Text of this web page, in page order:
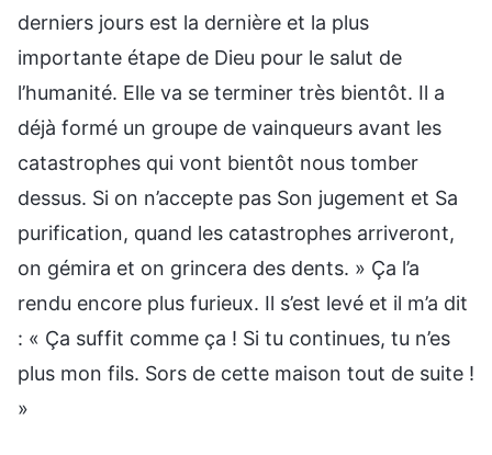
derniers jours est la dernière et la plus
importante étape de Dieu pour le salut de
l’humanité. Elle va se terminer très bientôt. Il a
déjà formé un groupe de vainqueurs avant les
catastrophes qui vont bientôt nous tomber
dessus. Si on n’accepte pas Son jugement et Sa
purification, quand les catastrophes arriveront,
on gémira et on grincera des dents. » Ça l’a
rendu encore plus furieux. Il s’est levé et il m’a dit
: « Ça suffit comme ça ! Si tu continues, tu n’es
plus mon fils. Sors de cette maison tout de suite !
»